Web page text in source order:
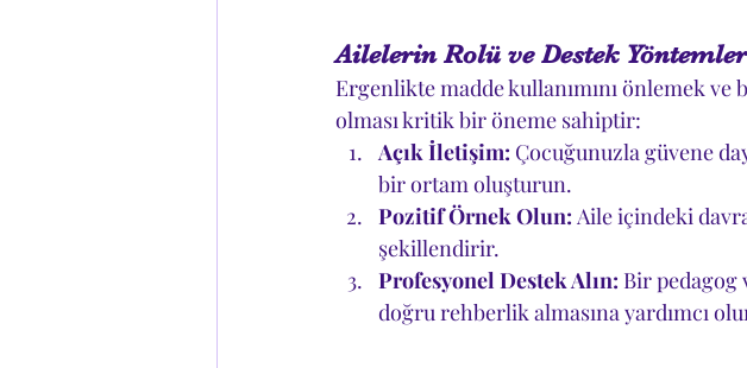
Ailelerin Rolü ve Destek
Ergenlikte madde kullanımını önlemek
olması kritik bir öneme sahiptir:
Açık İletişim: Çocuğunuzla güvene
bir ortam oluşturun.
Pozitif Örnek Olun: Aile içindeki
şekillendirir.
Profesyonel Destek Alın: Bir
doğru rehberlik almasına yardımcı